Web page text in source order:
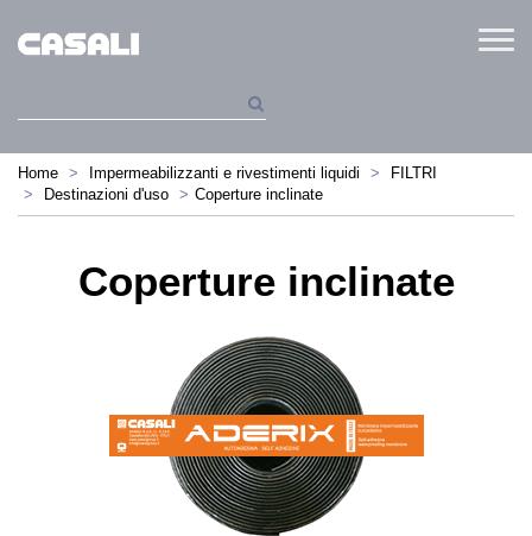
Home Impermeabilizzanti e rivestimenti liquidi
FILTRI
Destinazioni d'uso
Coperture inclinate
Coperture inclinate